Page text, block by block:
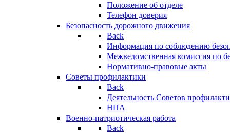
Положение об отделе
Телефон доверия
Безопасность дорожного движения
Back
Информация по соблюдению
Межведомственная комиссия по
Нормативно-правовые акты
Советы профилактики
Back
Деятельность Советов
НПА
Военно-патриотическая работа
Back